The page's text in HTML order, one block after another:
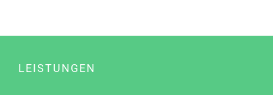
LEISTUNGEN